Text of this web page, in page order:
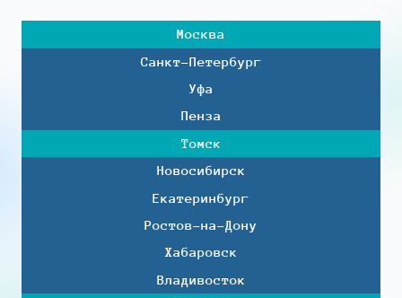
Москва
Санкт-Петербург
Уфа
Пенза
Томск
Новосибирск
Екатеринбург
Ростов-на-Дону
Хабаровск
Владивосток